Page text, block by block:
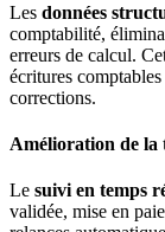
Les données
comptabilité,
erreurs de calcul.
écritures
corrections.
Amélioration de la
Le suivi en temps
validée, mise en